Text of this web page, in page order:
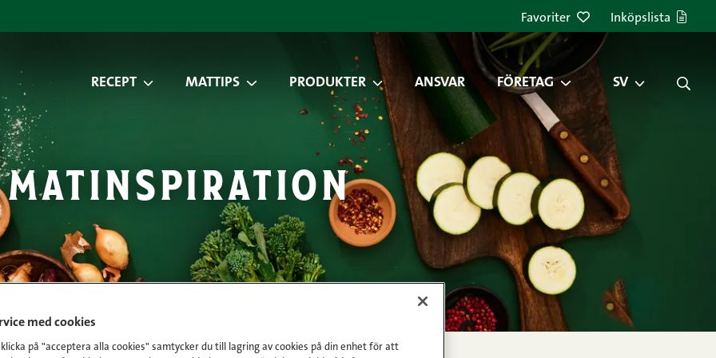
Favoriter Inköpslista
RECEPT MATTIPS PRODUKTER ANSVAR FÖRETAG SV
matinspiration
med cookies
på "acceptera alla cookies" samtycker du till lagring av cookies på din enhet för att